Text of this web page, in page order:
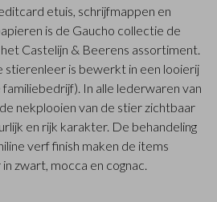
etuis, schrijfmappen en
is de Gaucho collectie de
Castelijn & Beerens assortiment.
stierenleer is bewerkt in een looierij
familiebedrijf). In alle lederwaren van
nekplooien van de stier zichtbaar
en rijk karakter. De behandeling
verf finish maken de items
zwart, mocca en cognac.